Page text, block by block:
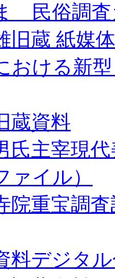
民俗調査
旧蔵 紙媒
おける新
蔵資料
氏主宰現
ァイル）
院重宝調
料デジタ